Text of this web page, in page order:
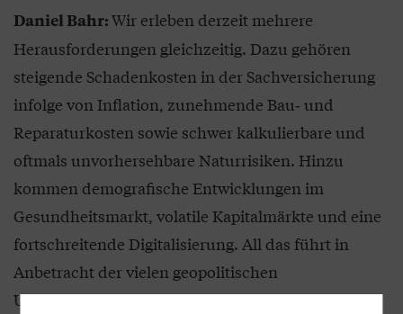
Daniel Bahr:Wir erleben derzeit mehrere
Herausforderungen gleichzeitig. Dazu gehören
steigende Schadenkosten in der Sachversicherung
infolge von Inflation, zunehmende Bau‑ und
Reparaturkosten sowie schwer kalkulierbare und
oftmals unvorhersehbare Naturrisiken. Hinzu
kommen demografische Entwicklungen im
Gesundheitsmarkt, volatile Kapitalmärkte und eine
fortschreitende Digitalisierung. All das führt in
Anbetracht der vielen geopolitischen
Unsicherheiten dazu, dass sich die Erwartungen